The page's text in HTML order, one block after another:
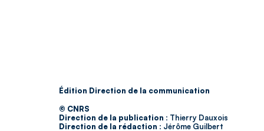
Édition Direction de la communication
© CNRS
Direction de la publication : Thierry Dauxois
Direction de la rédaction : Jérôme Guilbert